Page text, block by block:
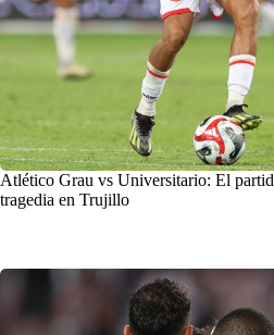
Atlético Grau vs Universitario: El
tragedia en Trujillo